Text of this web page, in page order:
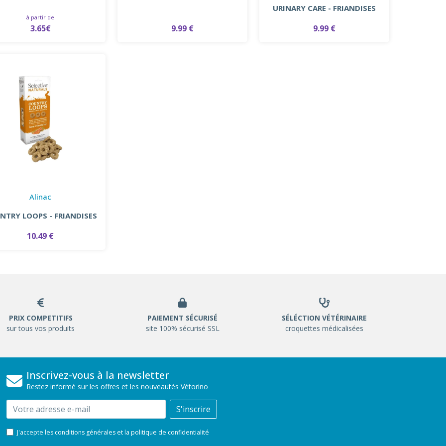
à partir de
3.65€ 9.99 €
URINARY CARE - FRIANDISES
9.99 €
Alinac
LOOPS - FRIANDISES
10.49 €
PRIX COMPETITIFS
sur tous vos produits
PAIEMENT SÉCURISÉ
site 100% sécurisé SSL
SÉLÉCTION VÉTÉRINAIRE
croquettes médicalisées
Inscrivez-vous à la newsletter
Restez informé sur les offres et les nouveautés Vétorino
Email S'inscrire
J'accepte les conditions générales et la politique de confidentialité